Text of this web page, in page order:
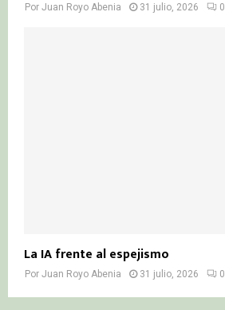
Por Juan Royo Abenia 31 julio, 2026 0
La IA frente al espejismo
Por Juan Royo Abenia 31 julio, 2026 0